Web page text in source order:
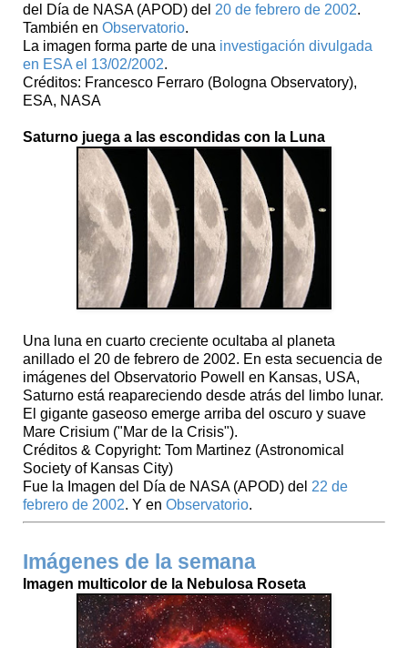
del Día de NASA (APOD) del 20 de febrero de 2002.
También en Observatorio.
La imagen forma parte de una investigación divulgada
en ESA el 13/02/2002.
Créditos: Francesco Ferraro (Bologna Observatory),
ESA, NASA
Saturno juega a las escondidas con la Luna
Una luna en cuarto creciente ocultaba al planeta
anillado el 20 de febrero de 2002. En esta secuencia de
imágenes del Observatorio Powell en Kansas, USA,
Saturno está reapareciendo desde atrás del limbo lunar.
El gigante gaseoso emerge arriba del oscuro y suave
Mare Crisium ("Mar de la Crisis").
Créditos & Copyright: Tom Martinez (Astronomical
Society of Kansas City)
Fue la Imagen del Día de NASA (APOD) del 22 de
febrero de 2002. Y en Observatorio.
Imágenes de la semana
Imagen multicolor de la Nebulosa Roseta